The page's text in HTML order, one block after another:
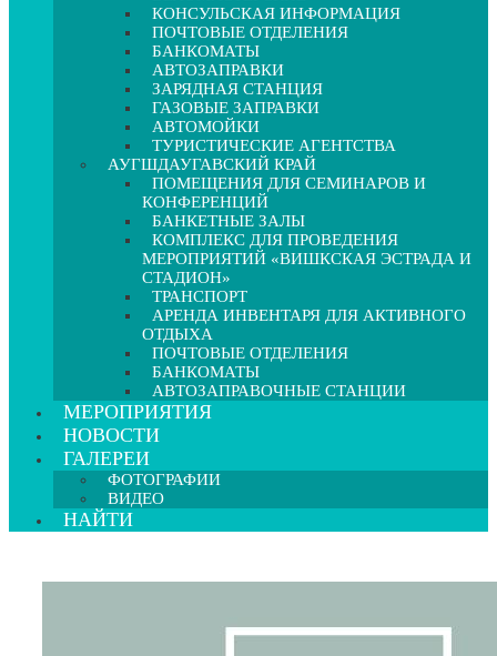
КОНСУЛЬСКАЯ ИНФОРМАЦИЯ
ПОЧТОВЫЕ ОТДЕЛЕНИЯ
БАНКОМАТЫ
АВТОЗАПРАВКИ
ЗАРЯДНАЯ СТАНЦИЯ
ГАЗОВЫЕ ЗАПРАВКИ
АВТОМОЙКИ
ТУРИСТИЧЕСКИЕ АГЕНТСТВА
АУГШДАУГАВСКИЙ КРАЙ
ПОМЕЩЕНИЯ ДЛЯ СЕМИНАРОВ И
КОНФЕРЕНЦИЙ
БАНКЕТНЫЕ ЗАЛЫ
КОМПЛЕКС ДЛЯ ПРОВЕДЕНИЯ
МЕРОПРИЯТИЙ «ВИШКСКАЯ ЭСТРАДА И
СТАДИОН»
ТРАНСПОРТ
АРЕНДА ИНВЕНТАРЯ ДЛЯ АКТИВНОГО
ОТДЫХА
ПОЧТОВЫЕ ОТДЕЛЕНИЯ
БАНКОМАТЫ
АВТОЗАПРАВОЧНЫЕ СТАНЦИИ
МЕРОПРИЯТИЯ
НОВОСТИ
ГАЛЕРЕИ
ФОТОГРАФИИ
ВИДЕО
НАЙТИ